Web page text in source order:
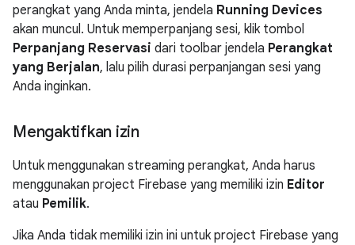
perangkat yang Anda minta, jendela Running Devices
akan muncul. Untuk memperpanjang sesi, klik tombol
Perpanjang Reservasi dari toolbar jendela Perangkat
yang Berjalan, lalu pilih durasi perpanjangan sesi yang
Anda inginkan.
Mengaktifkan izin
Untuk menggunakan streaming perangkat, Anda harus
menggunakan project Firebase yang memiliki izin Editor
atau Pemilik.
Jika Anda tidak memiliki izin ini untuk project Firebase yang